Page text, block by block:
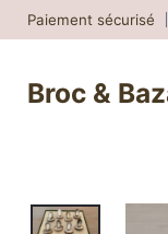
Skip
to
Paiement sécurisé
Broc &